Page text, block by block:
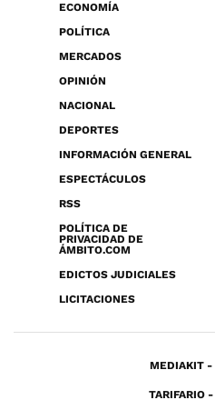
ECONOMÍA
POLÍTICA
MERCADOS
OPINIÓN
NACIONAL
DEPORTES
INFORMACIÓN GENERAL
ESPECTÁCULOS
RSS
POLÍTICA DE
PRIVACIDAD DE
ÁMBITO.COM
EDICTOS JUDICIALES
LICITACIONES
MEDIAKIT
TARIFARIO